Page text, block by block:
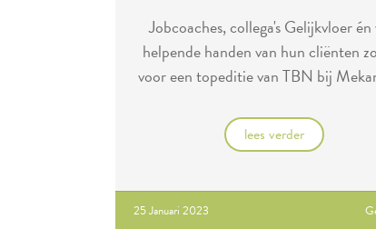
Jobcoaches, collega's Gelijkvloer én
helpende handen van hun cliënten
voor een topeditie van TBN bij
lees verder
25 Januari 2023